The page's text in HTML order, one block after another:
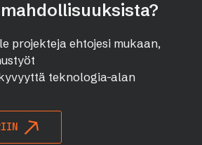
projekteja ehtojesi mukaan,
teknologia-alan